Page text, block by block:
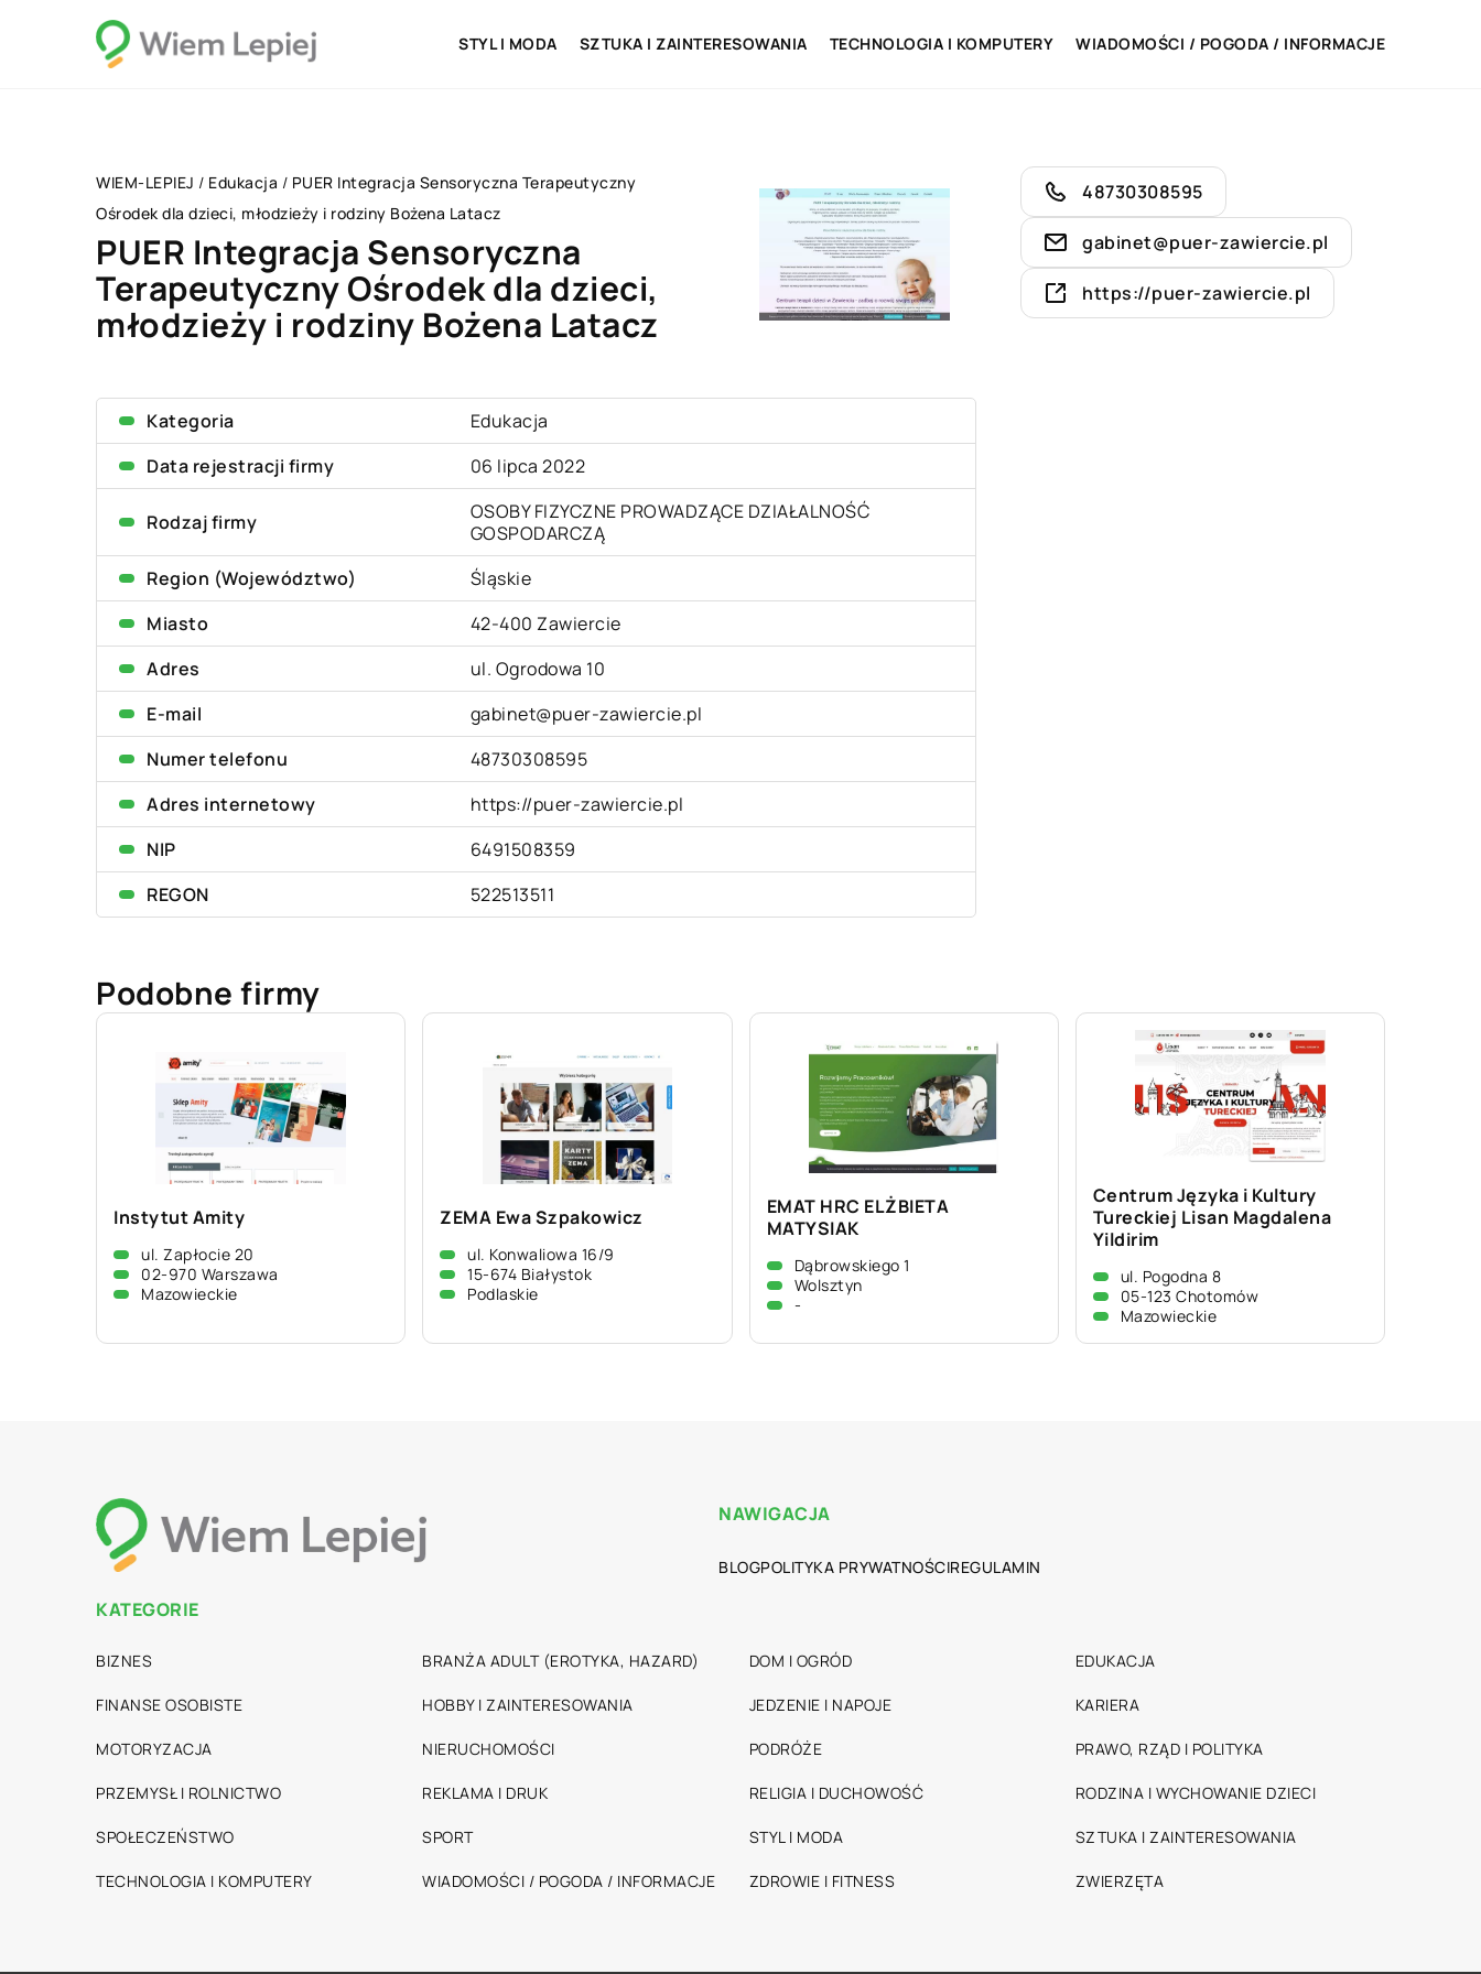
STYL I MODA SZTUKA I ZAINTERESOWANIA TECHNOLOGIA I KOMPUTERY WIADOMOŚCI / POGODA / INFORMACJE
WIEM-LEPIEJ / Edukacja / PUER Integracja Sensoryczna Terapeutyczny
Ośrodek dla dzieci, młodzieży i rodziny Bożena Latacz
PUER Integracja Sensoryczna
Terapeutyczny Ośrodek dla dzieci,
młodzieży i rodziny Bożena Latacz
Kategoria
Edukacja
Data rejestracji firmy
06 lipca 2022
Rodzaj firmy
OSOBY FIZYCZNE PROWADZĄCE DZIAŁALNOŚĆ
GOSPODARCZĄ
Region (Województwo)
Śląskie
Miasto
42-400 Zawiercie
Adres
ul. Ogrodowa 10
E-mail
gabinet@puer-zawiercie.pl
Numer telefonu
48730308595
Adres internetowy
https://puer-zawiercie.pl
NIP
6491508359
REGON
522513511
48730308595
gabinet@puer-zawiercie.pl
https://puer-zawiercie.pl
Podobne firmy
Instytut Amity
ul. Zapłocie 20
02-970 Warszawa
Mazowieckie
ZEMA Ewa Szpakowicz
ul. Konwaliowa 16/9
15-674 Białystok
Podlaskie
EMAT HRC ELŻBIETA
MATYSIAK
Dąbrowskiego 1
Wolsztyn
-
Centrum Języka i Kultury
Tureckiej Lisan Magdalena
Yildirim
ul. Pogodna 8
05-123 Chotomów
Mazowieckie
NAWIGACJA
BLOGPOLITYKA PRYWATNOŚCIREGULAMIN
KATEGORIE
BIZNES BRANŻA ADULT (EROTYKA, HAZARD) DOM I OGRÓD EDUKACJA
FINANSE OSOBISTE HOBBY I ZAINTERESOWANIA JEDZENIE I NAPOJE KARIERA
MOTORYZACJA NIERUCHOMOŚCI PODRÓŻE PRAWO, RZĄD I POLITYKA
PRZEMYSŁ I ROLNICTWO REKLAMA I DRUK RELIGIA I DUCHOWOŚĆ RODZINA I WYCHOWANIE DZIECI
SPOŁECZEŃSTWO SPORT STYL I MODA SZTUKA I ZAINTERESOWANIA
TECHNOLOGIA I KOMPUTERY WIADOMOŚCI / POGODA / INFORMACJE ZDROWIE I FITNESS ZWIERZĘTA